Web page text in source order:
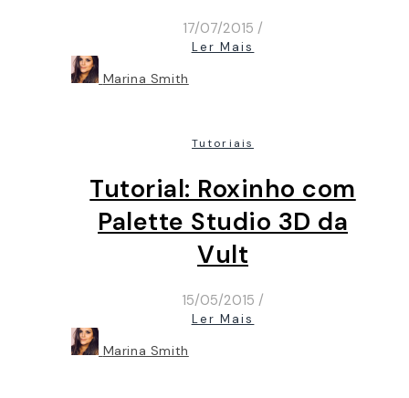
17/07/2015 /
Ler Mais
Marina Smith
Tutoriais
Tutorial: Roxinho com
Palette Studio 3D da
Vult
15/05/2015 /
Ler Mais
Marina Smith